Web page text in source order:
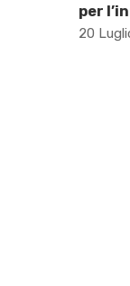
per
20